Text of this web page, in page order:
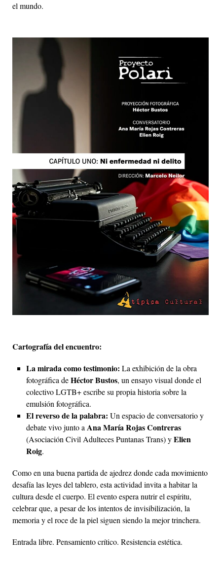
el mundo.
Cartografía del encuentro:
La mirada como testimonio: La exhibición de la obra
fotográfica deHéctor Bustos, un ensayo visual donde el
colectivo LGTB+ escribe su propia historia sobre la
emulsión fotográfica.
El reverso de la palabra: Un espacio de conversatorio y
debate vivo junto aAna María Rojas Contreras
(Asociación Civil Adulteces Puntanas Trans) yElien
Roig.
Como en una buena partida de ajedrez donde cada movimiento
desafía las leyes del tablero, esta actividad invita a habitar la
cultura desde el cuerpo. El evento espera nutrir el espíritu,
celebrar que, a pesar de los intentos de invisibilización, la
memoria y el roce de la piel siguen siendo la mejor trinchera.
Entrada libre. Pensamiento crítico. Resistencia estética.